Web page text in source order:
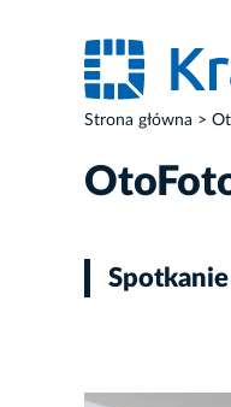
Strona główna